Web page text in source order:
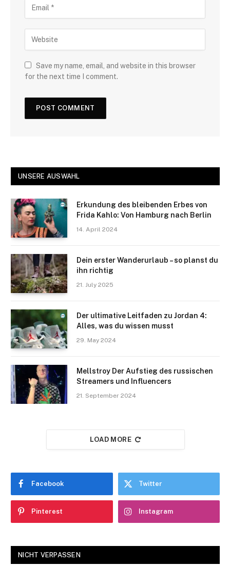
Save my name, email, and website in this browser
for the next time I comment.
UNSERE AUSWAHL
Erkundung des bleibenden Erbes von
Frida Kahlo: Von Hamburg nach Berlin
14. April 2024
Dein erster Wanderurlaub – so planst du
ihn richtig
21. July 2025
Der ultimative Leitfaden zu Jordan 4:
Alles, was du wissen musst
29. May 2024
Mellstroy Der Aufstieg des russischen
Streamers und Influencers
21. September 2024
LOAD MORE
Facebook Twitter
Pinterest Instagram
NICHT VERPASSEN